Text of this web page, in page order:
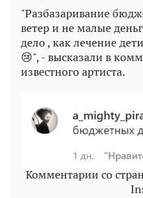
"Разбазаривание
ветер и не малые
дело , как лечение
😢", - высказали в
известного артиста.
Комментарии со